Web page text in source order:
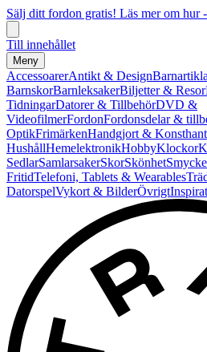
Sälj ditt fordon gratis! Läs mer om hur
Till innehållet
Meny
AccessoarerAntikt & Design
BarnskorBarnleksakerBiljetter & Resor
TidningarDatorer & TillbehörDVD &
VideofilmerFordonFordonsdelar &
OptikFrimärkenHandgjort &
HushållHemelektronikHobbyKlockor
SedlarSamlarsakerSkorSkönhet
FritidTelefoni, Tablets & Wearables
DatorspelVykort & BilderÖvrigt